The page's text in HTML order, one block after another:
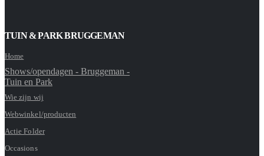
TUIN & PARK BRUGGEMAN
Home
Shows/opendagen - Bruggeman -
Tuin en Park
Wie zijn wij
Webwinkel/producten
Actie Folder
Occasions